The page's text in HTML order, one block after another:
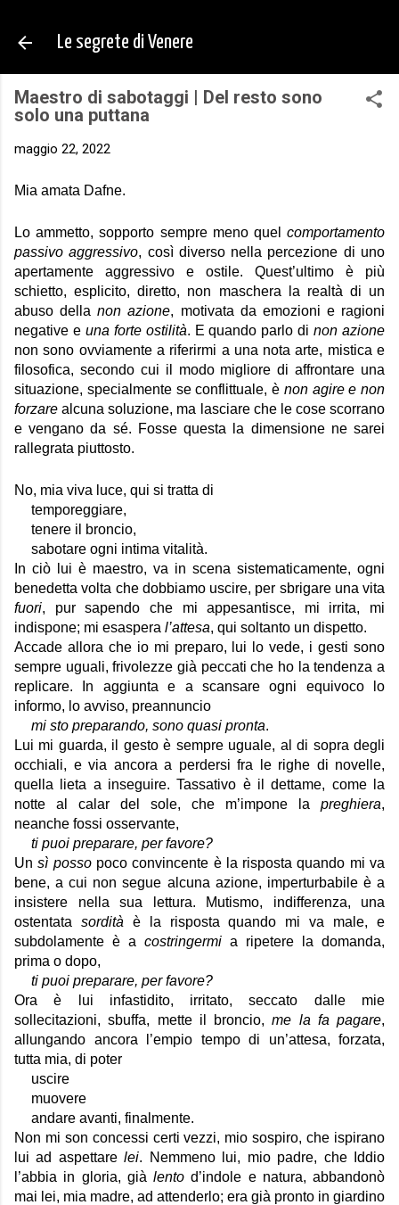
Le segrete di Venere
Maestro di sabotaggi | Del resto sono
solo una puttana
maggio 22, 2022
Mia amata Dafne.
Lo ammetto, sopporto sempre meno quel comportamento
passivo aggressivo, così diverso nella percezione di uno
apertamente aggressivo e ostile. Quest’ultimo è più
schietto, esplicito, diretto, non maschera la realtà di un
abuso della non azione, motivata da emozioni e ragioni
negative e una forte ostilità. E quando parlo di non azione
non sono ovviamente a riferirmi a una nota arte, mistica e
filosofica, secondo cui il modo migliore di affrontare una
situazione, specialmente se conflittuale, è non agire e non
forzare alcuna soluzione, ma lasciare che le cose scorrano
e vengano da sé. Fosse questa la dimensione ne sarei
rallegrata piuttosto.
No, mia viva luce, qui si tratta di
temporeggiare,
tenere il broncio,
sabotare ogni intima vitalità.
In ciò lui è maestro, va in scena sistematicamente, ogni
fuori, pur sapendo che mi appesantisce, mi irrita, mi
indispone; mi esaspera l’attesa, qui soltanto un dispetto.
Accade allora che io mi preparo, lui lo vede, i gesti sono
sempre uguali, frivolezze già peccati che ho la tendenza a
replicare. In aggiunta e a scansare ogni equivoco lo
informo, lo avviso, preannuncio
mi sto preparando, sono quasi pronta.
Lui mi guarda, il gesto è sempre uguale, al di sopra degli
occhiali, e via ancora a perdersi fra le righe di novelle,
quella lieta a inseguire. Tassativo è il dettame, come la
notte al calar del sole, che m’impone la preghiera,
neanche fossi osservante,
ti puoi preparare, per favore?
Un sì posso poco convincente è la risposta quando mi va
bene, a cui non segue alcuna azione, imperturbabile è a
insistere nella sua lettura. Mutismo, indifferenza, una
ostentata sordità è la risposta quando mi va male, e
subdolamente è a costringermi a ripetere la domanda,
prima o dopo,
ti puoi preparare, per favore?
Ora è lui infastidito, irritato, seccato dalle mie
sollecitazioni, sbuffa, mette il broncio, me la fa pagare,
allungando ancora l’empio tempo di un’attesa, forzata,
tutta mia, di poter
uscire
muovere
andare avanti, finalmente.
Non mi son concessi certi vezzi, mio sospiro, che ispirano
lui ad aspettare lei. Nemmeno lui, mio padre, che Iddio
l’abbia in gloria, già lento d’indole e natura, abbandonò
mai lei, mia madre, ad attenderlo; era già pronto in giardino